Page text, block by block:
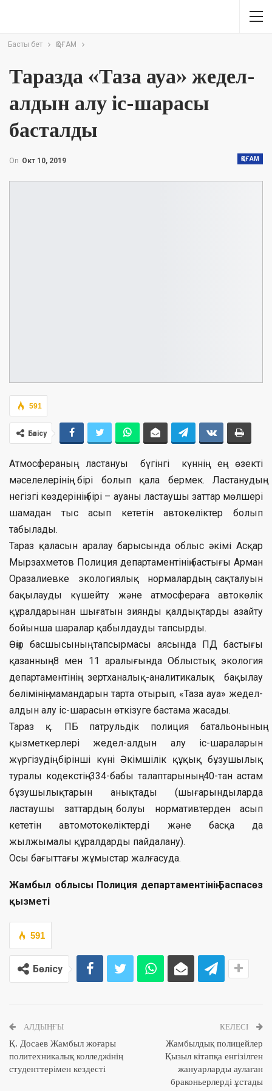
Басты бет ҚОҒАМ
Таразда «Таза ауа» жедел-
алдын алу іс-шарасы
басталды
ҚОҒАМ
On Окт 10, 2019
591
Бөлісу
Атмосфераның ластануы бүгінгі күннің ең өзекті
мәселелерінің бірі болып қала бермек. Ластанудың
негізгі көздерінің бірі – ауаны ластаушы заттар мөлшері
шамадан тыс асып кететін автокөліктер болып
табылады.
Тараз қаласын аралау барысында облыс әкімі Асқар
Мырзахметов Полиция департаментінің бастығы Арман
Оразалиевке экологиялық нормалардың сақталуын
бақылауды күшейту және атмосфераға автокөлік
құралдарынан шығатын зиянды қалдықтарды азайту
бойынша шаралар қабылдауды тапсырды.
Өңір басшысының тапсырмасы аясында ПД бастығы
қазанның 8 мен 11 аралығында Облыстық экология
департаментінің зертханалық-аналитикалық бақылау
бөлімінің мамандарын тарта отырып, «Таза ауа» жедел-
алдын алу іс-шарасын өткізуге бастама жасады.
Тараз қ. ПБ патрульдік полиция батальонының
қызметкерлері жедел-алдын алу іс-шараларын
жүргізудің бірінші күні Әкімшілік құқық бұзушылық
туралы кодекстің 334-бабы талаптарының 40-тан астам
бұзушылықтарын анықтады (шығарындыларда
ластаушы заттардың болуы нормативтерден асып
кететін автомотокөлiктерді және басқа да
жылжымалы құралдарды пайдалану).
Осы бағыттағы жұмыстар жалғасуда.
Жамбыл облысы Полиция департаментінің Баспасөз
қызметі
591
Бөлісу
АЛДЫҢҒЫ
Қ. Досаев Жамбыл жоғары
политехникалық колледжінің
студенттерімен кездесті
КЕЛЕСІ
Жамбылдық полицейлер
Қызыл кітапқа енгізілген
жануарларды аулаған
браконьерлерді ұстады